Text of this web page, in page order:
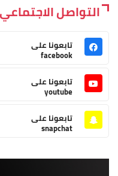
التواصل الاجتماعي
تابعونا على
facebook
تابعونا على
youtube
تابعونا على
snapchat